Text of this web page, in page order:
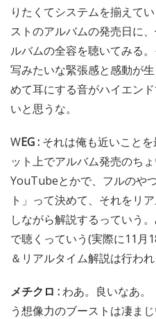
りたくてシステムを揃えて
ストのアルバムの発売日に
ルバムの全容を聴いてみる
写みたいな緊張感と感動が
めて耳にする音がハイエン
いと思うな。
WEG : それは俺も近いこと
ット上でアルバム発売のち
YouTubeとかで、フルのや
ト」って決めて、それをリ
しながら解説するっていう
で聴くっていう(実際に11月
＆リアルタイム解説は行われ
メチクロ :わあ。良いなあ。
う想像力のブーストは凄まじ